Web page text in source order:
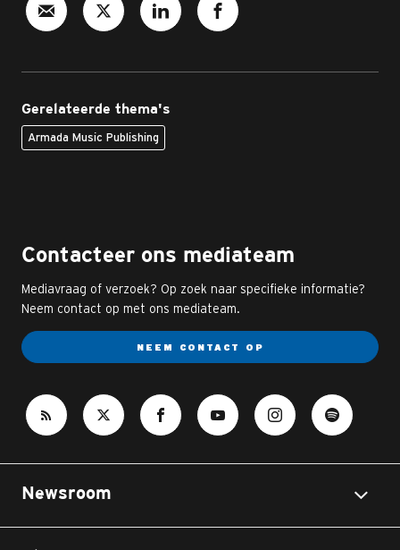
Gerelateerde thema's
Armada Music Publishing
Contacteer ons mediateam
Mediavraag of verzoek? Op zoek naar specifieke informatie?
Neem contact op met ons mediateam.
NEEM CONTACT OP
Newsroom